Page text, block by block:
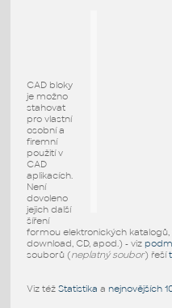
CAD bloky
je možno
stahovat
pro vlastní
osobní a
firemní
použití v
CAD
aplikacích.
Není
dovoleno
jejich další
šíření
formou elektronických
download, CD, apod.) - viz
souborů (neplatný soubor) řeší
Viz též Statistika a nejnovějších